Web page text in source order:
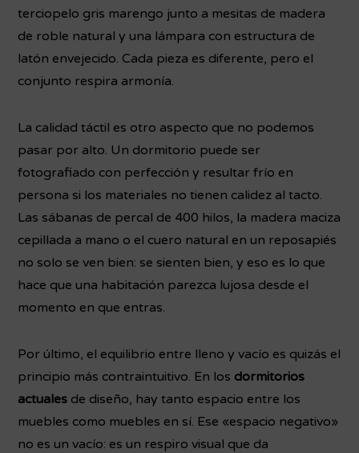
terciopelo gris marengo junto a mesitas de madera
de roble natural y una lámpara con estructura de
latón envejecido. Cada pieza es diferente, pero el
conjunto respira armonía.
La calidad táctil es otro aspecto que no podemos
pasar por alto. Un dormitorio puede ser
fotografiado con perfección y resultar frío en
persona si los materiales no tienen calidez al tacto.
Las sábanas de percal de 400 hilos, la madera maciza
cepillada a mano o el cuero natural en un reposapiés
no solo se ven bien: se sienten bien, y eso es lo que
hace que una habitación parezca lujosa desde el
momento en que entras.
Por último, el equilibrio entre lleno y vacío es quizás el
principio más contraintuitivo. En los dormitorios
actuales de diseño, hay tanto espacio entre los
muebles como muebles en sí. Ese «espacio negativo»
no es un vacío: es un respiro visual que da